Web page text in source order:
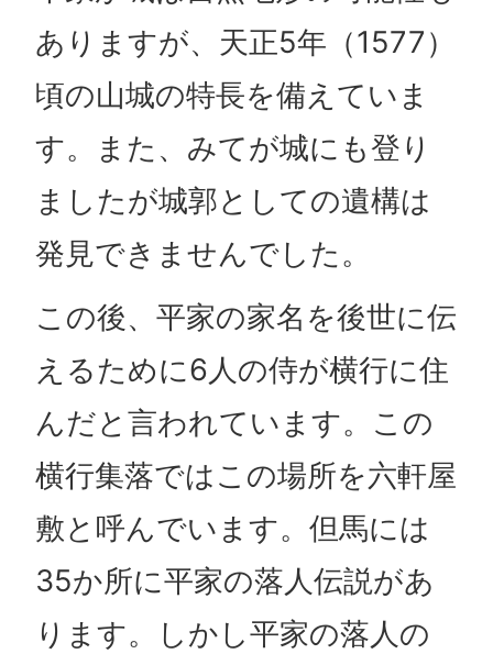
ありますが、天正5年（1577）
頃の山城の特長を備えていま
す。また、みてが城にも登り
ましたが城郭としての遺構は
発見できませんでした。
この後、平家の家名を後世に伝
えるために6人の侍が横行に住
んだと言われています。この
横行集落ではこの場所を六軒屋
敷と呼んでいます。但馬には
35か所に平家の落人伝説があ
ります。しかし平家の落人の